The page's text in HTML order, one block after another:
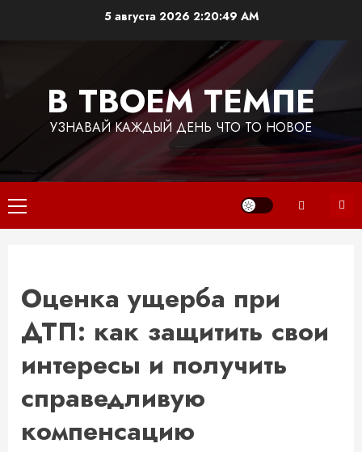
5 августа 2026 2:20:50 AM
В ТВОЕМ ТЕМПЕ
УЗНАВАЙ КАЖДЫЙ ДЕНЬ ЧТО ТО НОВОЕ
Основное
меню
Оценка ущерба при
ДТП: как защитить свои
интересы и получить
справедливую
компенсацию